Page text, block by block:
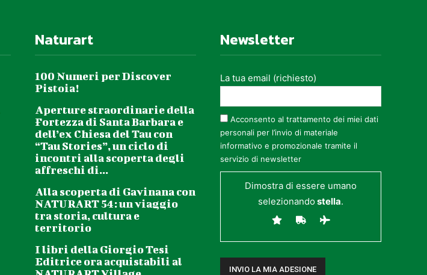
Naturart
100 Numeri per Discover
Pistoia!
Aperture straordinarie della
Fortezza di Santa Barbara e
dell’ex Chiesa del Tau con
“Tau Stories”, un ciclo di
incontri alla scoperta degli
affreschi di...
Alla scoperta di Gavinana con
NATURART 54: un viaggio
tra storia, cultura e
territorio
I libri della Giorgio Tesi
Editrice ora acquistabili al
Newsletter
La tua email (richiesto)
Acconsento al trattamento dei miei dati
personali per l’invio di materiale
informativo e promozionale tramite il
servizio di newsletter
Dimostra di essere umano
selezionandostella.